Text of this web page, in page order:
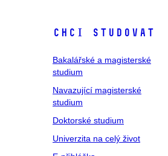
Chci studovat
Bakalářské a magisterské
studium
Navazující magisterské
studium
Doktorské studium
Univerzita na celý život